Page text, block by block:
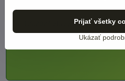
Od 1.6.2024 zľavy takmer na
vo výškeaž 25% viac viz BENEFIT
Ukázať
Prijať všetky